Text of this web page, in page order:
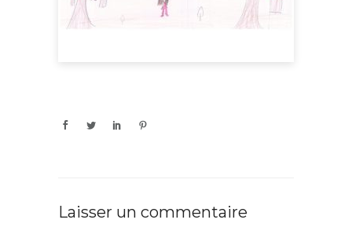
Laisser un commentaire